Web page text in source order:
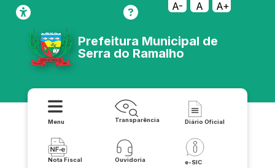
A- A A+
Prefeitura Municipal de
Serra do Ramalho
Menu Transparência Diário Oficial
Nota Fiscal Ouvidoria e-SIC